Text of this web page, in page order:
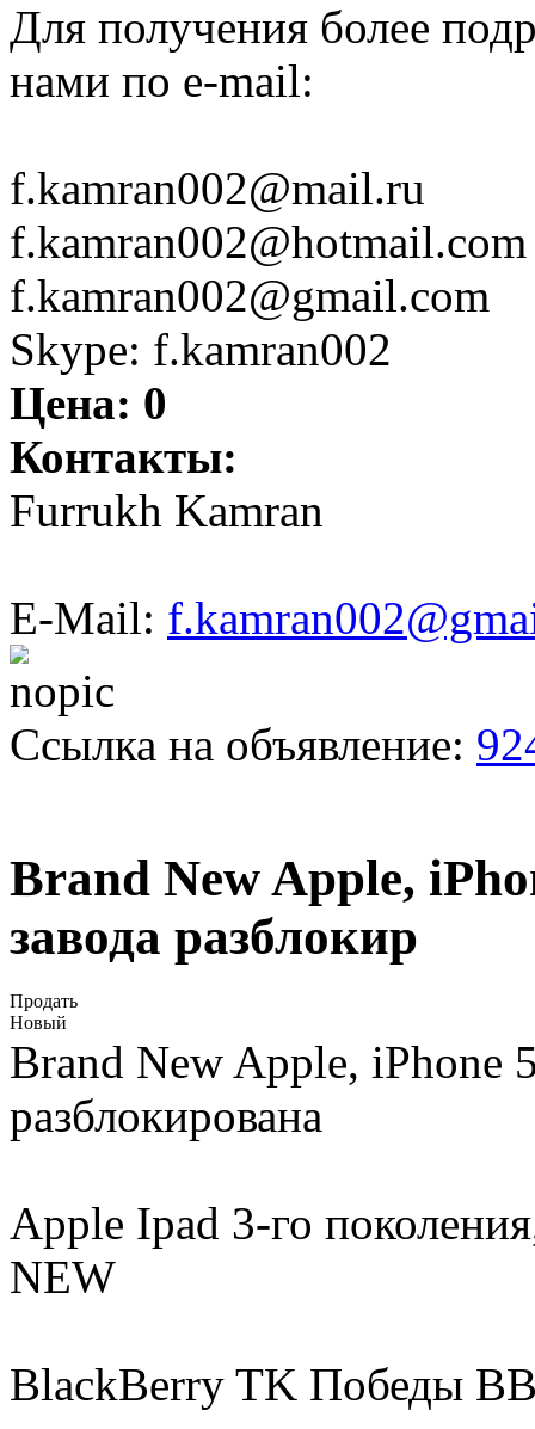
Для получения более
нами по e-mail:
f.kamran002@mail.ru
f.kamran002@hotmail.com
f.kamran002@gmail.com
Skype: f.kamran002
Цена: 0
Контакты:
Furrukh Kamran
E-Mail:
Ссылка на объявление:
Brand New Apple,
завода разблокир
Продать
Новый
Brand New Apple, iPhone
разблокирована
Apple Ipad 3-го
NEW
BlackBerry TK Победы